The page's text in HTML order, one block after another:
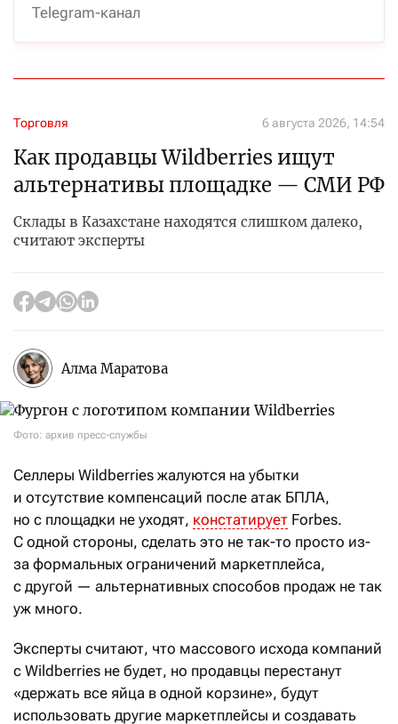
Telegram-канал
Торговля 6 августа 2026, 14:54
Как продавцы Wildberries ищут
альтернативы площадке — СМИ РФ
Склады в Казахстане находятся слишком далеко,
считают эксперты
Алма Маратова
Фото: архив пресс-службы
Селлеры Wildberries жалуются на убытки
и отсутствие компенсаций после атак БПЛА,
но с площадки не уходят, констатирует Forbes.
С одной стороны, сделать это не так-то просто из-
за формальных ограничений маркетплейса,
с другой — альтернативных способов продаж не так
уж много.
Эксперты считают, что массового исхода компаний
с Wildberries не будет, но продавцы перестанут
«держать все яйца в одной корзине», будут
использовать другие маркетплейсы и создавать